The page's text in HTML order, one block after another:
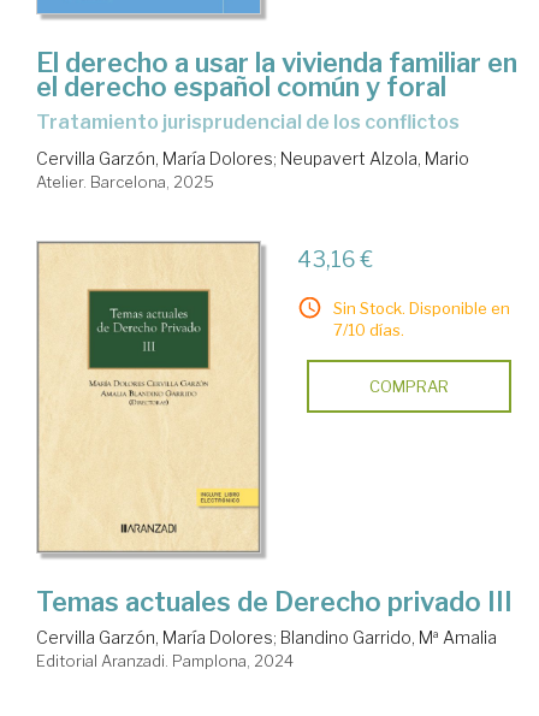
El derecho a usar la vivienda familiar en
el derecho español común y foral
Tratamiento jurisprudencial de los conflictos
Cervilla Garzón, María Dolores; Neupavert Alzola, Mario
Atelier. Barcelona, 2025
43,16 €
Sin Stock. Disponible en
7/10 días.
COMPRAR
Temas actuales de Derecho privado III
Cervilla Garzón, María Dolores; Blandino Garrido, Mª Amalia
Editorial Aranzadi. Pamplona, 2024